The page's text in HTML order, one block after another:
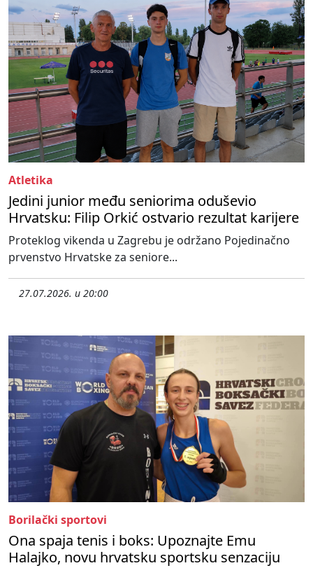
Atletika
Jedini junior među seniorima oduševio
Hrvatsku: Filip Orkić ostvario rezultat karijere
Proteklog vikenda u Zagrebu je održano Pojedinačno
prvenstvo Hrvatske za seniore...
27.07.2026. u 20:00
Borilački sportovi
Ona spaja tenis i boks: Upoznajte Emu
Halajko, novu hrvatsku sportsku senzaciju